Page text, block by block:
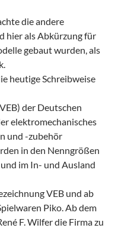
die andere
hier als Abkürzung für
gebaut wurden, als
heutige Schreibweise
der Deutschen
elektromechanisches
und -zubehör
in den Nenngrößen
im In- und Ausland
VEB und ab
Piko. Ab dem
F. Wilfer die Firma zu